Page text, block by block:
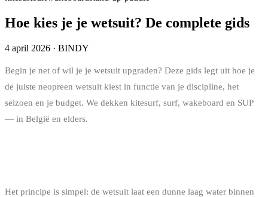
Hoe kies je je wetsuit? De complete gids
4 april 2026 · BINDY
Begin je net of wil je je wetsuit upgraden? Deze gids legt uit hoe je
de juiste neopreen wetsuit kiest in functie van je discipline, het
seizoen en je budget. We dekken kitesurf, surf, wakeboard en SUP
— in België en elders.
Het principe is simpel: de wetsuit laat een dunne laag water binnen